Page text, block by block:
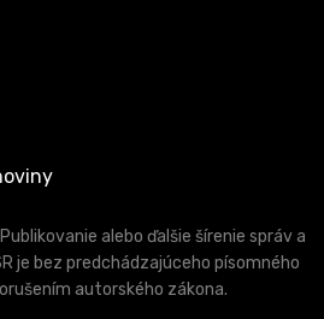
alebo ďalšie šírenie správ a
je bez predchádzajúceho písomného
autorského zákona.